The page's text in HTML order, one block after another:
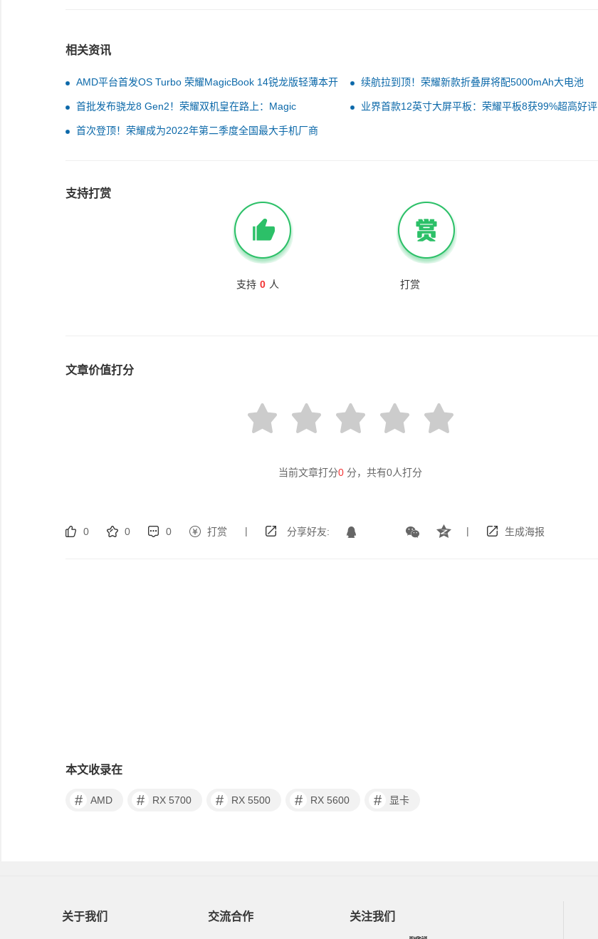
相关资讯
AMD平台首发OS Turbo 荣耀MagicBook 14锐龙版轻薄本开
卖：4799元起
续航拉到顶！荣耀新款折叠屏将配5000mAh大电池
首批发布骁龙8 Gen2！荣耀双机皇在路上：Magic
V2/Magic 5都来了
业界首款12英寸大屏平板：荣耀平板8获99%超高好评
首次登顶！荣耀成为2022年第二季度全国最大手机厂商
支持打赏
支持 0 人 打赏
文章价值打分
当前文章打分0 分，共有0人打分
0 0 0 打赏 | 分享好友: | 生成海报
本文收录在
# AMD # RX 5700 # RX 5500 # RX 5600 # 显卡
关于我们 交流合作 关注我们